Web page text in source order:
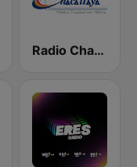
Radio Chacaltaya